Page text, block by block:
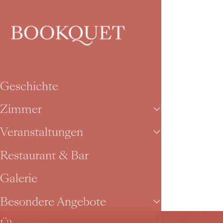
Geschichte
Geschichte
Zimmer
Veranstaltungen
Restaurant & Bar
Galerie
Besondere Angebote